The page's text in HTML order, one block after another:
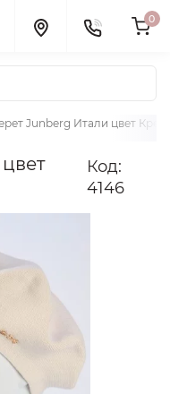
0
Junberg Итали цвет
Код:
4146